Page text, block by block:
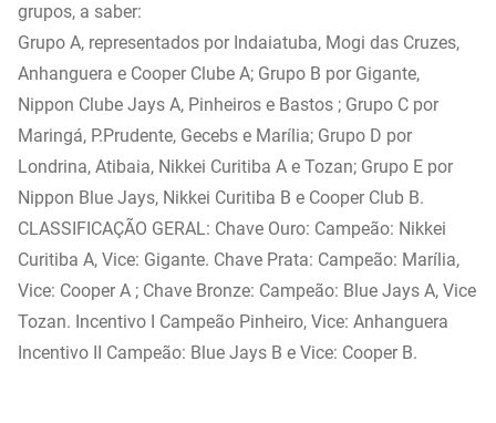
grupos, a saber:
Grupo A, representados por Indaiatuba, Mogi das Cruzes,
Anhanguera e Cooper Clube A; Grupo B por Gigante,
Nippon Clube Jays A, Pinheiros e Bastos ; Grupo C por
Maringá, P.Prudente, Gecebs e Marília; Grupo D por
Londrina, Atibaia, Nikkei Curitiba A e Tozan; Grupo E por
Nippon Blue Jays, Nikkei Curitiba B e Cooper Club B.
CLASSIFICAÇÃO GERAL: Chave Ouro: Campeão: Nikkei
Curitiba A, Vice: Gigante. Chave Prata: Campeão: Marília,
Vice: Cooper A ; Chave Bronze: Campeão: Blue Jays A, Vice
Tozan. Incentivo I Campeão Pinheiro, Vice: Anhanguera
Incentivo II Campeão: Blue Jays B e Vice: Cooper B.